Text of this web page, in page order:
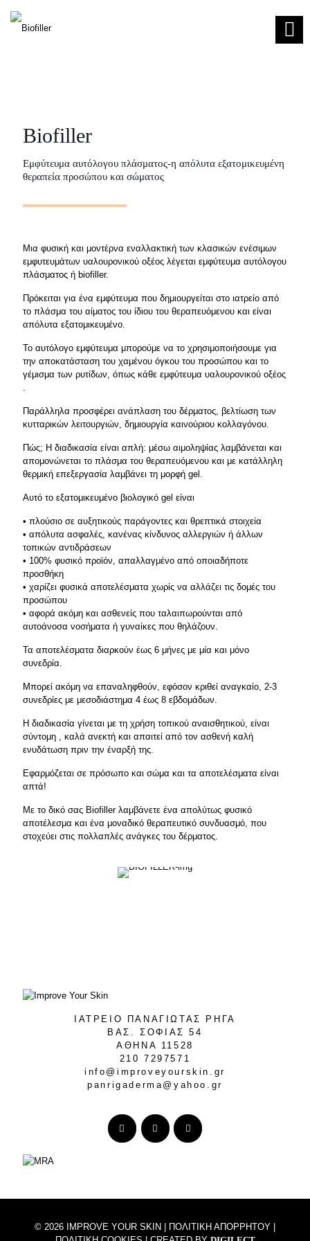
Biofiller
Εμφύτευμα αυτόλογου πλάσματος-η απόλυτα εξατομικευμένη
θεραπεία προσώπου και σώματος
Μια φυσική και μοντέρνα εναλλακτική των κλασικών ενέσιμων
εμφυτευμάτων υαλουρονικού οξέος λέγεται εμφύτευμα αυτόλογου
πλάσματος ή biofiller.
Πρόκειται για ένα εμφύτευμα που δημιουργείται στο ιατρείο από
το πλάσμα του αίματος του ίδιου του θεραπευόμενου και είναι
απόλυτα εξατομικευμένο.
Το αυτόλογο εμφύτευμα μπορούμε να το χρησιμοποιήσουμε για
την αποκατάσταση του χαμένου όγκου του προσώπου και το
γέμισμα των ρυτίδων, όπως κάθε εμφύτευμα υαλουρονικού οξέος
.
Παράλληλα προσφέρει ανάπλαση του δέρματος, βελτίωση των
κυτταρικών λειτουργιών, δημιουργία καινούριου κολλαγόνου.
Πώς; Η διαδικασία είναι απλή: μέσω αιμοληψίας λαμβάνεται και
απομονώνεται το πλάσμα του θεραπευόμενου και με κατάλληλη
θερμική επεξεργασία λαμβάνει τη μορφή gel.
Αυτό το εξατομικευμένο βιολογικό gel είναι
• πλούσιο σε αυξητικούς παράγοντες και θρεπτικά στοιχεία
• απόλυτα ασφαλές, κανένας κίνδυνος αλλεργιών ή άλλων
τοπικών αντιδράσεων
• 100% φυσικό προϊόν, απαλλαγμένο από οποιαδήποτε
προσθήκη
• χαρίζει φυσικά αποτελέσματα χωρίς να αλλάζει τις δομές του
προσώπου
• αφορά ακόμη και ασθενείς που ταλαιπωρούνται από
αυτοάνοσα νοσήματα ή γυναίκες που θηλάζουν.
Τα αποτελέσματα διαρκούν έως 6 μήνες με μία και μόνο
συνεδρία.
Μπορεί ακόμη να επαναληφθούν, εφόσον κριθεί αναγκαίο, 2-3
συνεδρίες με μεσοδιάστημα 4 έως 8 εβδομάδων.
Η διαδικασία γίνεται με τη χρήση τοπικού αναισθητικού, είναι
σύντομη , καλά ανεκτή και απαιτεί από τον ασθενή καλή
ενυδάτωση πριν την έναρξή της.
Εφαρμόζεται σε πρόσωπο και σώμα και τα αποτελέσματα είναι
απτά!
Με το δικό σας Biofiller λαμβάνετε ένα απολύτως φυσικό
αποτέλεσμα και ένα μοναδικό θεραπευτικό συνδυασμό, που
στοχεύει στις πολλαπλές ανάγκες του δέρματος.
ΙΑΤΡΕΙΟ ΠΑΝΑΓΙΩΤΑΣ ΡΗΓΑ
ΒΑΣ. ΣΟΦΙΑΣ 54
ΑΘΗΝΑ 11528
210 7297571
info@improveyourskin.gr
panrigaderma@yahoo.gr
© 2026 IMPROVE YOUR SKIN | ΠΟΛΙΤΙΚΗ ΑΠΟΡΡΗΤΟΥ